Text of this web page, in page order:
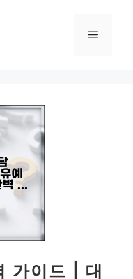
메
가이드 | 대